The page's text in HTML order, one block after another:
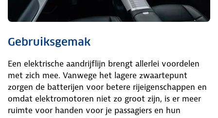
Gebruiksgemak
Een elektrische aandrijflijn brengt allerlei voordelen
met zich mee. Vanwege het lagere zwaartepunt
zorgen de batterijen voor betere rijeigenschappen en
omdat elektromotoren niet zo groot zijn, is er meer
ruimte voor handen voor je passagiers en hun